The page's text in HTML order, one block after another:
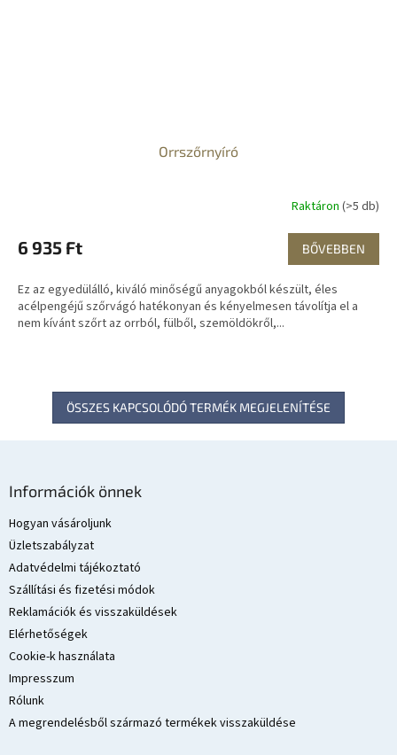
Orrszőrnyíró
Raktáron (>5 db)
6 935 Ft BŐVEBBEN
Ez az egyedülálló, kiváló minőségű anyagokból készült, éles
acélpengéjű szőrvágó hatékonyan és kényelmesen távolítja el a
nem kívánt szőrt az orrból, fülből, szemöldökről,...
ÖSSZES KAPCSOLÓDÓ TERMÉK MEGJELENÍTÉSE
Információk önnek
Hogyan vásároljunk
Üzletszabályzat
Adatvédelmi tájékoztató
Szállítási és fizetési módok
Reklamációk és visszaküldések
Elérhetőségek
Cookie-k használata
Impresszum
Rólunk
A megrendelésből származó termékek visszaküldése